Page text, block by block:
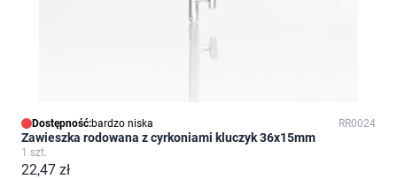
Dostępność:bardzo niska RR0024
Zawieszka rodowana z cyrkoniami kluczyk 36x15mm
1 szt.
22,47 zł